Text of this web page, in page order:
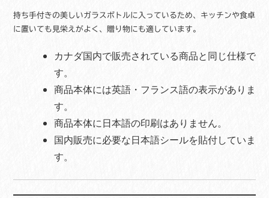
持ち手付きの美しいガラスボトルに入っているため、キッチンや食卓
に置いても見栄えがよく、贈り物にも適しています。
カナダ国内で販売されている商品と同じ仕様で
す。
商品本体には英語・フランス語の表示がありま
す。
商品本体に日本語の印刷はありません。
国内販売に必要な日本語シールを貼付していま
す。